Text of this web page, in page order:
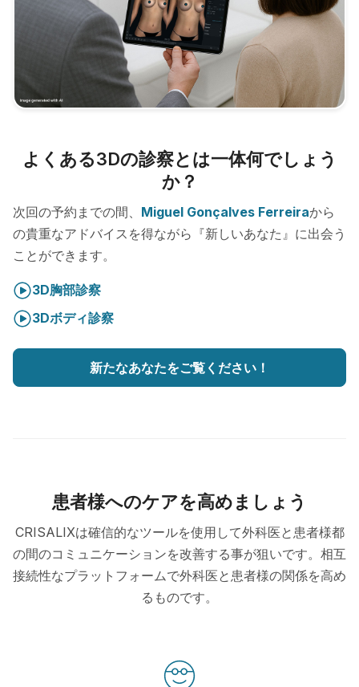
よくある3Dの診察とは一体何でしょう
か？
次回の予約までの間、 Miguel Gonçalves Ferreiraから
の貴重なアドバイスを得ながら『新しいあなた』に出会う
ことができます。
3D胸部診察
3Dボディ診察
新たなあなたをご覧ください！
患者様へのケアを高めましょう
CRISALIXは確信的なツールを使用して外科医と患者様都
の間のコミュニケーションを改善する事が狙いです。相互
接続性なプラットフォームで外科医と患者様の関係を高め
るものです。